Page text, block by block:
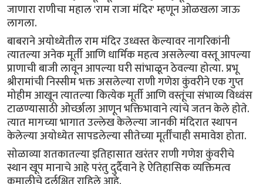
जाणारा राणीचा महाल 'राम राजा मंदिर' म्हणून ओळखला जाऊ
लागला.
बाबराने अयोध्येतील राम मंदिर उध्वस्त केल्यावर नागरिकांनी
त्यातल्या अनेक मूर्ती आणि धार्मिक महत्व असलेल्या वस्तू आपल्या
प्राणाची बाजी लावून आपल्या घरी सांभाळून ठेवल्या होत्या. प्रभू
श्रीरामांची निस्सीम भक्त असलेल्या राणी गणेश कुंवरीने एक गुप्त
मोहीम आखून त्यातल्या कित्येक मूर्ती आणि वस्तूंचा संभाव्य विध्वंस
टाळण्यासाठी ओर्च्छाला आणून भक्तिभावाने त्यांचे जतन केले होते.
त्यात मागच्या भागात उल्लेख केलेल्या जानकी मंदिरात स्थापन
केलेल्या अयोध्येत सापडलेल्या सीतेच्या मूर्तींचाही समावेश होता.
सोळाव्या शतकातल्या इतिहासात खरंतर राणी गणेश कुंवरीचे
स्थान खूप मानाचे आहे परंतु दुर्दैवाने हे ऐतिहासिक व्यक्तिमत्व